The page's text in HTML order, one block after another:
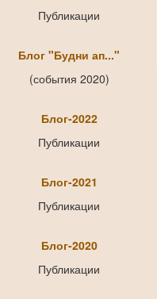
Публикации
Блог "Будни ап..."
(события 2020)
Блог-2022
Публикации
Блог-2021
Публикации
Блог-2020
Публикации